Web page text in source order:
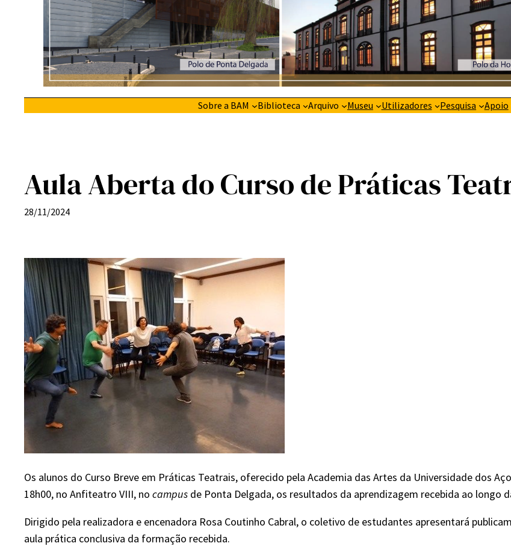
Sobre a BAM Biblioteca Arquivo Museu Utilizadores Pesquisa Apoio
Aula Aberta do Curso de Práticas
28/11/2024
Os alunos do Curso Breve em Práticas Teatrais, oferecido pela Academia das Artes da Universidade dos
18h00, no Anfiteatro VIII, no campus de Ponta Delgada, os resultados da aprendizagem recebida ao longo
Dirigido pela realizadora e encenadora Rosa Coutinho Cabral, o coletivo de estudantes apresentará
aula prática conclusiva da formação recebida.